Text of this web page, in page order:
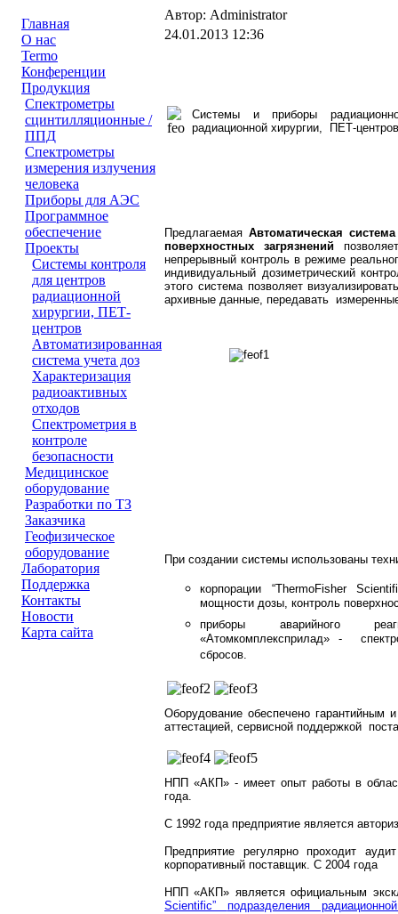
Главная
О нас
Termo
Конференции
Продукция
Cпектрометры
сцинтилляционные /
ППД
Cпектрометры
измерения излучения
человека
Приборы для АЭС
Программное
обеспечение
Проeкты
Системы контроля
для центров
радиационной
хирургии, ПЕТ-
центров
Автоматизированная
система учета доз
Характеризация
радиоактивных
отходов
Спектрометрия в
контроле
безопасности
Медицинское
оборудование
Разработки по ТЗ
Заказчика
Геофизическое
оборудование
Лаборатория
Поддержка
Контакты
Новости
Карта сайта
Автор: Administrator
24.01.2013 12:36
Системы и приборы
радиационной хирургии, ПЕТ-
Предлагаемая Автоматическая
поверхностных загрязнений
непрерывный контроль в режиме
индивидуальный дозиметрический
этого система позволяет
архивные данные, передавать
При создании системы использованы
корпорации “ThermoFisher
мощности дозы, контроль
приборы аварийного
«Атомкомплексприлад» -
сбросов.
Оборудование обеспечено гарантийным
аттестацией, сервисной поддержкой
НПП «АКП» - имеет опыт работы в
года.
С 1992 года предприятие является
Предприятие регулярно проходит
корпоративный поставщик. С 2004 года
НПП «АКП» является официальным
Scientific” подразделения